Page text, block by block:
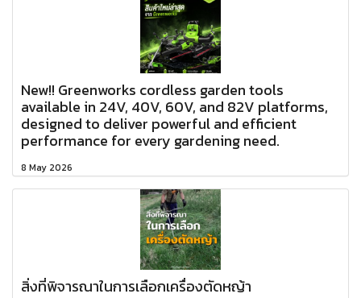
New!! Greenworks cordless garden tools
available in 24V, 40V, 60V, and 82V platforms,
designed to deliver powerful and efficient
performance for every gardening need.
8 May 2026
สิ่งที่พิจารณาในการเลือกเครื่องตัดหญ้า